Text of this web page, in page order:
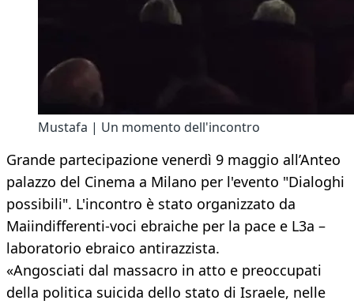
Mustafa | Un momento dell'incontro
Grande partecipazione venerdì 9 maggio all’Anteo
palazzo del Cinema a Milano per l'evento "Dialoghi
possibili". L'incontro è stato organizzato da
Maiindifferenti-voci ebraiche per la pace e L3a –
laboratorio ebraico antirazzista.
«Angosciati dal massacro in atto e preoccupati
della politica suicida dello stato di Israele, nelle